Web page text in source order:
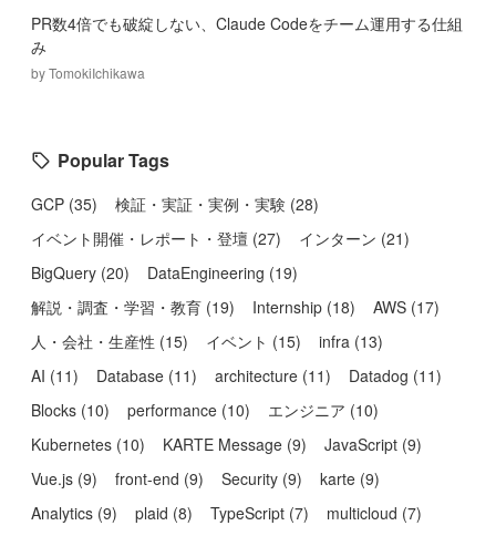
PR数4倍でも破綻しない、Claude Codeをチーム運用する仕組
み
byTomokiIchikawa
Popular Tags
GCP (35) 検証・実証・実例・実験 (28)
イベント開催・レポート・登壇 (27) インターン (21)
BigQuery (20) DataEngineering (19)
解説・調査・学習・教育 (19) Internship (18) AWS (17)
人・会社・生産性 (15) イベント (15) infra (13)
AI (11) Database (11) architecture (11) Datadog (11)
Blocks (10) performance (10) エンジニア (10)
Kubernetes (10) KARTE Message (9) JavaScript (9)
Vue.js (9) front-end (9) Security (9) karte (9)
Analytics (9) plaid (8) TypeScript (7) multicloud (7)